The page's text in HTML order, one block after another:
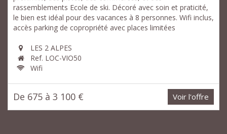
rassemblements Ecole de ski. Décoré avec soin et praticité,
le bien est idéal pour des vacances à 8 personnes. Wifi inclus,
accès parking de copropriété avec places limitées
LES 2 ALPES
Ref. LOC-VIO50
Wifi
De 675 à 3 100 € Voir l'offre